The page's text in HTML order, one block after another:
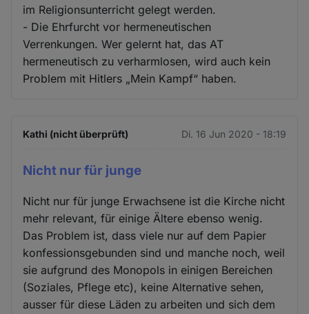
im Religionsunterricht gelegt werden.
- Die Ehrfurcht vor hermeneutischen
Verrenkungen. Wer gelernt hat, das AT
hermeneutisch zu verharmlosen, wird auch kein
Problem mit Hitlers „Mein Kampf“ haben.
Kathi (nicht überprüft) Di. 16 Jun 2020 - 18:19
Nicht nur für junge
Nicht nur für junge Erwachsene ist die Kirche nicht
mehr relevant, für einige Ältere ebenso wenig.
Das Problem ist, dass viele nur auf dem Papier
konfessionsgebunden sind und manche noch, weil
sie aufgrund des Monopols in einigen Bereichen
(Soziales, Pflege etc), keine Alternative sehen,
ausser für diese Läden zu arbeiten und sich dem